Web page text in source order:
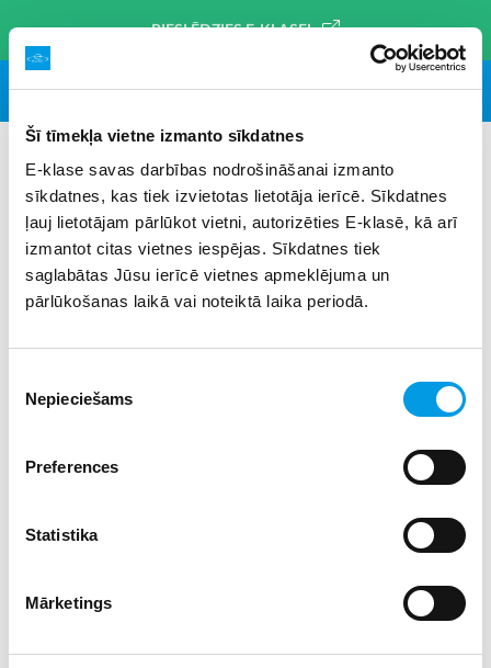
Šī tīmekļa vietne izmanto sīkdatnes
E-klase savas darbības nodrošināšanai izmanto
sīkdatnes, kas tiek izvietotas lietotāja ierīcē. Sīkdatnes
ļauj lietotājam pārlūkot vietni, autorizēties E-klasē, kā arī
izmantot citas vietnes iespējas. Sīkdatnes tiek
saglabātas Jūsu ierīcē vietnes apmeklējuma un
pārlūkošanas laikā vai noteiktā laika periodā.
izvēle
Nepieciešams
Preferences
Statistika
Mārketings
PIESLĒDZIES E-KLASEI
#sociālie tīkli ×